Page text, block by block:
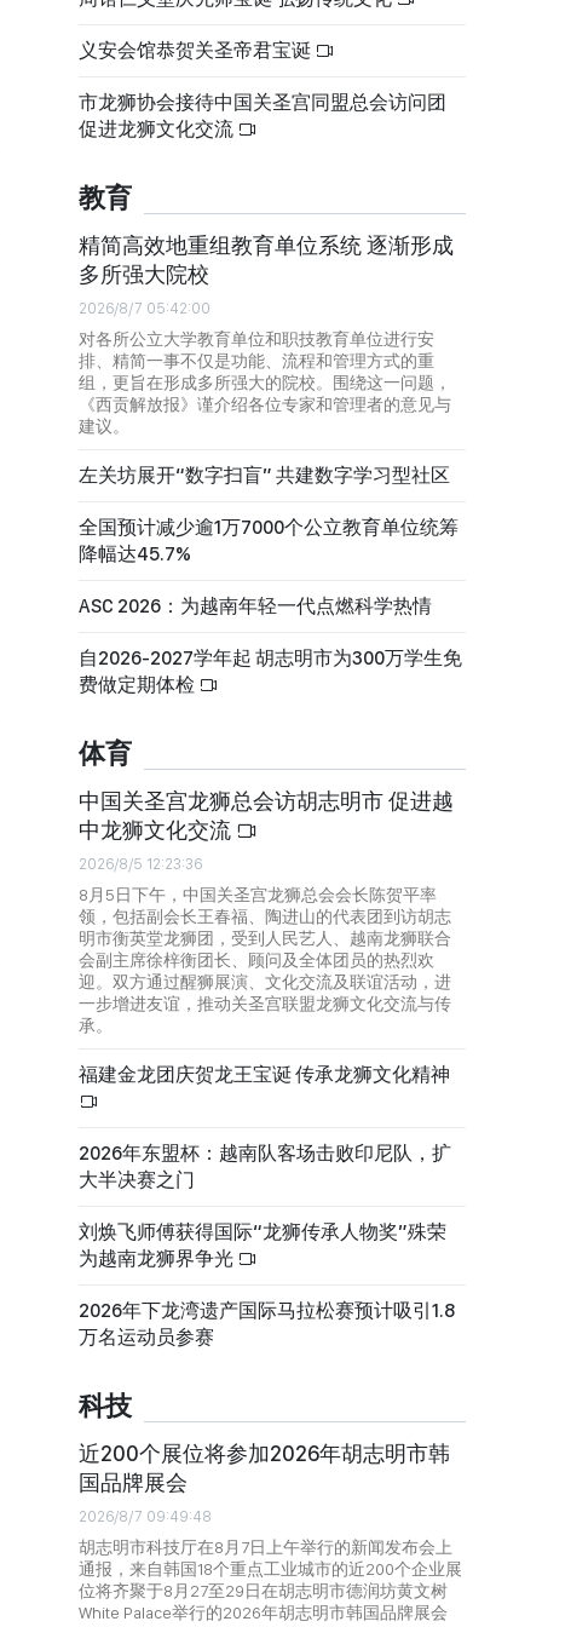
义安会馆恭贺关圣帝君宝诞
市龙狮协会接待中国关圣宫同盟总会访问团
促进龙狮文化交流
教育
精简高效地重组教育单位系统 逐渐形成
多所强大院校
2026/8/7 05:42:00
对各所公立大学教育单位和职技教育单位进行安
排、精简一事不仅是功能、流程和管理方式的重
组，更旨在形成多所强大的院校。围绕这一问题，
《西贡解放报》谨介绍各位专家和管理者的意见与
建议。
左关坊展开“数字扫盲” 共建数字学习型社区
全国预计减少逾1万7000个公立教育单位统筹
降幅达45.7%
ASC 2026：为越南年轻一代点燃科学热情
自2026-2027学年起 胡志明市为300万学生免
费做定期体检
体育
中国关圣宫龙狮总会访胡志明市 促进越
中龙狮文化交流
2026/8/5 12:23:36
8月5日下午，中国关圣宫龙狮总会会长陈贺平率
领，包括副会长王春福、陶进山的代表团到访胡志
明市衡英堂龙狮团，受到人民艺人、越南龙狮联合
会副主席徐梓衡团长、顾问及全体团员的热烈欢
迎。双方通过醒狮展演、文化交流及联谊活动，进
一步增进友谊，推动关圣宫联盟龙狮文化交流与传
承。
福建金龙团庆贺龙王宝诞 传承龙狮文化精神
2026年东盟杯：越南队客场击败印尼队，扩
大半决赛之门
刘焕飞师傅获得国际“龙狮传承人物奖”殊荣
为越南龙狮界争光
2026年下龙湾遗产国际马拉松赛预计吸引1.8
万名运动员参赛
科技
近200个展位将参加2026年胡志明市韩
国品牌展会
2026/8/7 09:49:48
胡志明市科技厅在8月7日上午举行的新闻发布会上
通报，来自韩国18个重点工业城市的近200个企业展
位将齐聚于8月27至29日在胡志明市德润坊黄文树
White Palace举行的2026年胡志明市韩国品牌展会